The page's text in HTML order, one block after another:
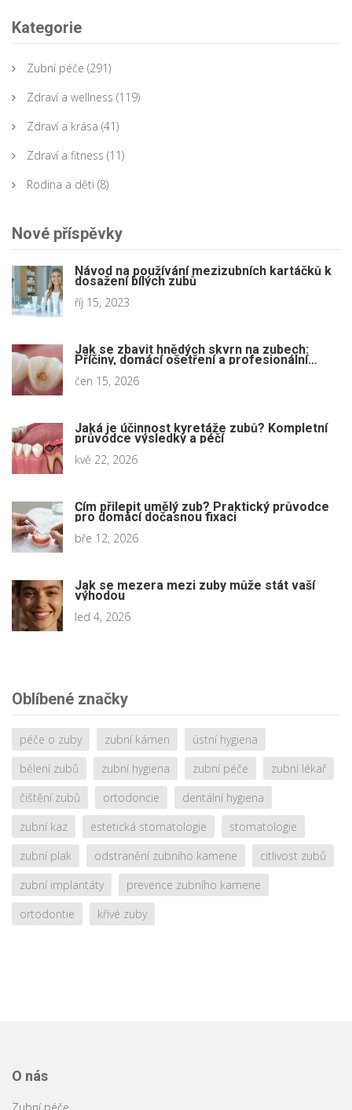
Kategorie
Zubní péče (291)
Zdraví a wellness (119)
Zdraví a krása (41)
Zdraví a fitness (11)
Rodina a děti (8)
Nové příspěvky
Návod na používání mezizubních kartáčků k
dosažení bílých zubů
říj 15, 2023
Jak se zbavit hnědých skvrn na zubech:
Příčiny, domácí ošetření a profesionální
metody
čen 15, 2026
Jaká je účinnost kyretáže zubů? Kompletní
průvodce výsledky a péčí
kvě 22, 2026
Čím přilepit umělý zub? Praktický průvodce
pro domácí dočasnou fixaci
bře 12, 2026
Jak se mezera mezi zuby může stát vaší
výhodou
led 4, 2026
Oblíbené značky
péče o zuby zubní kámen
ústní hygiena
bělení zubů
zubní hygiena zubní péče
zubní lékař
čištění zubů
ortodoncie
dentální hygiena
zubní kaz
estetická stomatologie
stomatologie
zubní plak
odstranění zubního kamene
citlivost zubů
zubní implantáty
prevence zubního kamene
ortodontie
křivé zuby
O nás
Zubní péče